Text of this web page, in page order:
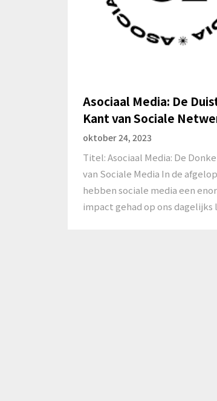
Asociaal Media: De
Kant van Sociale
oktober 24, 2023
Titel: Asociaal Media: De
van Sociale Media In de
hebben sociale media een
impact gehad op ons